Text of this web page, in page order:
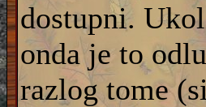
dostupni.
onda je to
razlog tome